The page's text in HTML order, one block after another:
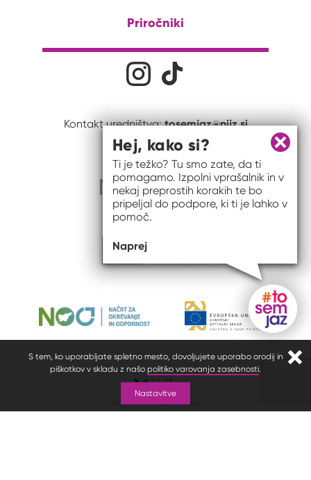
S tem, ko uporabljate spletno mesto, dovoljujete uporabo orodij in
piškotkov v skladu z našo politiko varovanja zasebnosti.
Nastavitve
Priročniki
Družabna omrežjaNa naš Instagram profil
Kontakt uredništva:tosemjaz@nijz.si
Gumb
Zapri
Hej, kako si?
Ti je težko? Tu smo zate, da ti
pomagamo. Izpolni vprašalnik in v
nekaj preprostih korakih te bo
pripeljal do podpore, ki ti je lahko v
pomoč.
Naprej